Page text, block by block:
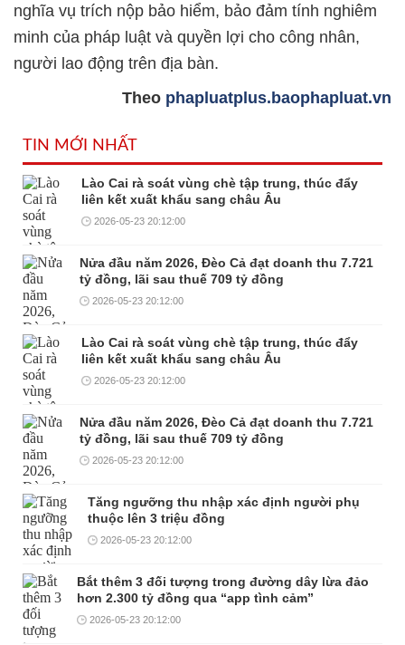
nghĩa vụ trích nộp bảo hiểm, bảo đảm tính nghiêm
minh của pháp luật và quyền lợi cho công nhân,
người lao động trên địa bàn.
Theo phapluatplus.baophapluat.vn
TIN MỚI NHẤT
Lào Cai rà soát vùng chè tập trung, thúc đẩy
liên kết xuất khẩu sang châu Âu
2026-05-23 20:12:00
Nửa đầu năm 2026, Đèo Cả đạt doanh thu 7.721
tỷ đồng, lãi sau thuế 709 tỷ đồng
2026-05-23 20:12:00
Lào Cai rà soát vùng chè tập trung, thúc đẩy
liên kết xuất khẩu sang châu Âu
2026-05-23 20:12:00
Nửa đầu năm 2026, Đèo Cả đạt doanh thu 7.721
tỷ đồng, lãi sau thuế 709 tỷ đồng
2026-05-23 20:12:00
Tăng ngưỡng thu nhập xác định người phụ
thuộc lên 3 triệu đồng
2026-05-23 20:12:00
Bắt thêm 3 đối tượng trong đường dây lừa đảo
hơn 2.300 tỷ đồng qua “app tình cảm”
2026-05-23 20:12:00